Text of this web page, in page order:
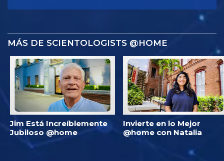
MÁS DE SCIENTOLOGISTS @HOME
Jim Está Increíblemente
Jubiloso @home
Invierte en lo Mejor
@home con Natalia